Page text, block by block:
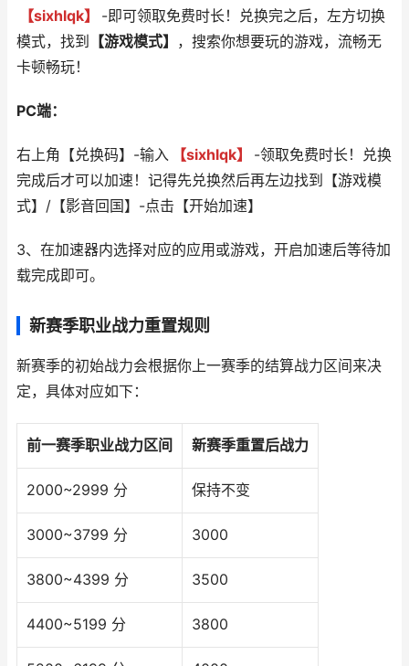
【sixhlqk】
-即可领取免费时长！兑换完之后，左方切换
模式，找到
【游戏模式】
，搜索你想要玩的游戏，流畅无
卡顿畅玩！
PC端：
右上角【兑换码】-输入 【sixhlqk】
-领取免费时长！兑换
完成后才可以加速！记得先兑换然后再左边找到【游戏模
式】/【影音回国】-点击【开始加速】
3、在加速器内选择对应的应用或游戏，开启加速后等待加
载完成即可。
新赛季职业战力重置规则
新赛季的初始战力会根据你上一赛季的结算战力区间来决
定，具体对应如下：
前一赛季职业战力区间 新赛季重置后战力
2000~2999 分 保持不变
3000~3799 分 3000
3800~4399 分 3500
4400~5199 分 3800